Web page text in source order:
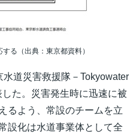
る（出典：東京都資料）
道災害救援隊－Tokyowater
た。災害発生時に迅速に被
るよう、常設のチームを立
設化は水道事業体として全